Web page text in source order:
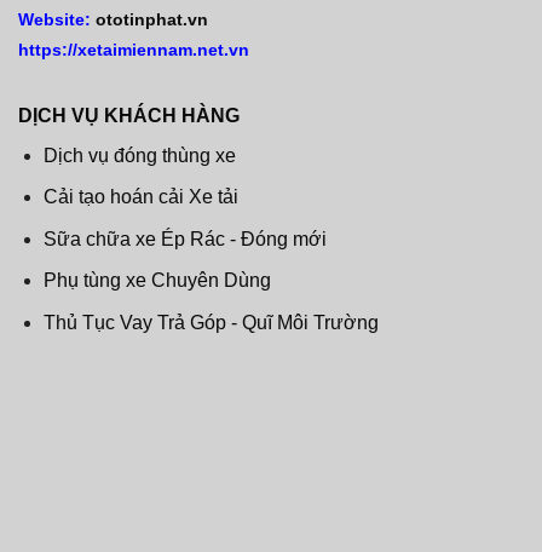
Website: ototinphat.vn
https://xetaimiennam.net.vn
DỊCH VỤ KHÁCH HÀNG
Dịch vụ đóng thùng xe
Cải tạo hoán cải Xe tải
Sữa chữa xe Ép Rác - Đóng mới
Phụ tùng xe Chuyên Dùng
Thủ Tục Vay Trả Góp - Quĩ Môi Trường